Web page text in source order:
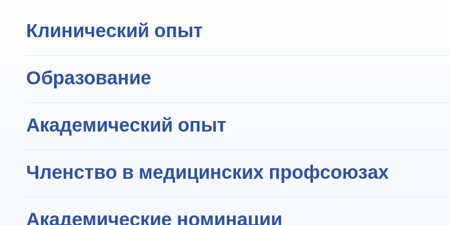
Клинический опыт
Врач–консультант Медикал Центр Герцелия
Образование
Специализация по гинекологии и акушерству - Медицинский центр Рамбам,
Стипендия по гинекологии и онкологии в Медицинском колледже Бейлор,
Академический опыт
Членство в медицинских профсоюзах